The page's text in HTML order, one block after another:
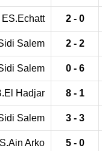
ES.Echatt 2 - 0
Salem 2 - 2
Salem 0 - 6
Hadjar 8 - 1
Salem 3 - 3
Arko 5 - 0